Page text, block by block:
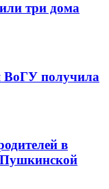
три дома
ВоГУ получила
в
Пушкинской